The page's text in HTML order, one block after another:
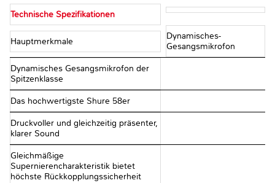
Technische Spezifikationen
Hauptmerkmale
Dynamisches-
Gesangsmikrofon
Dynamisches Gesangsmikrofon der
Spitzenklasse
Das hochwertigste Shure 58er
Druckvoller und gleichzeitig präsenter,
klarer Sound
Gleichmäßige
Supernierencharakteristik bietet
höchste Rückkopplungssicherheit